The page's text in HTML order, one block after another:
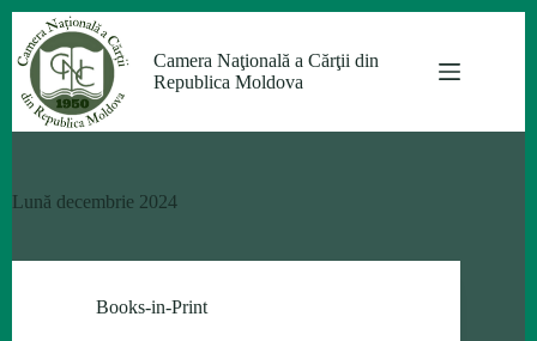
conținut
Camera Naţională a Cărţii din
Republica Moldova
Lună decembrie 2024
Books-in-Print